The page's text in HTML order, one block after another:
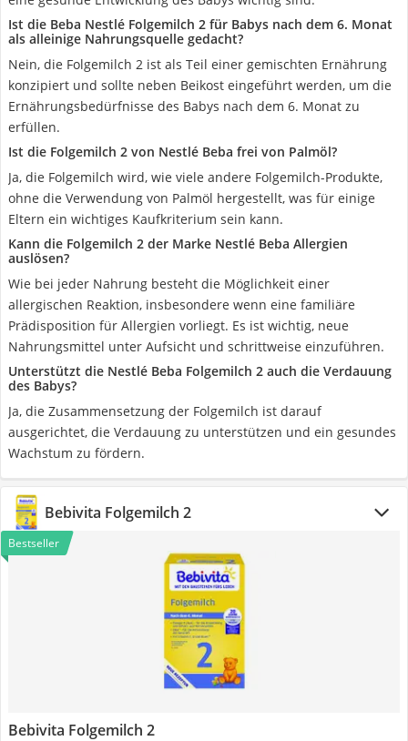
Ist die Beba Nestlé Folgemilch 2 für Babys nach dem 6. Monat
als alleinige Nahrungsquelle gedacht?
Nein, die Folgemilch 2 ist als Teil einer gemischten Ernährung
konzipiert und sollte neben Beikost eingeführt werden, um die
Ernährungsbedürfnisse des Babys nach dem 6. Monat zu
erfüllen.
Ist die Folgemilch 2 von Nestlé Beba frei von Palmöl?
Ja, die Folgemilch wird, wie viele andere Folgemilch-Produkte,
ohne die Verwendung von Palmöl hergestellt, was für einige
Eltern ein wichtiges Kaufkriterium sein kann.
Kann die Folgemilch 2 der Marke Nestlé Beba Allergien
auslösen?
Wie bei jeder Nahrung besteht die Möglichkeit einer
allergischen Reaktion, insbesondere wenn eine familiäre
Prädisposition für Allergien vorliegt. Es ist wichtig, neue
Nahrungsmittel unter Aufsicht und schrittweise einzuführen.
Unterstützt die Nestlé Beba Folgemilch 2 auch die Verdauung
des Babys?
Ja, die Zusammensetzung der Folgemilch ist darauf
ausgerichtet, die Verdauung zu unterstützen und ein gesundes
Wachstum zu fördern.
Bebivita Folgemilch 2
Bestseller
Bebivita Folgemilch 2